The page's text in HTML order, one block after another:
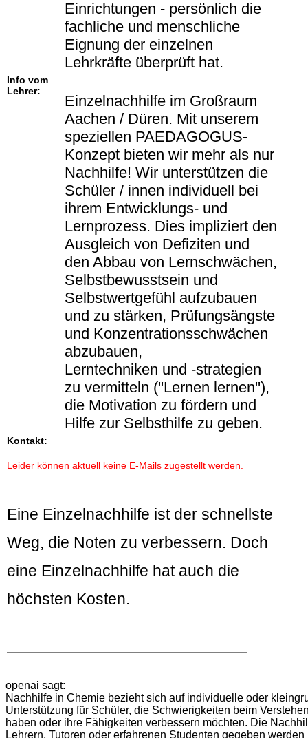
Einrichtungen - persönlich die
fachliche und menschliche
Eignung der einzelnen
Lehrkräfte überprüft hat.
Info vom
Lehrer:
Einzelnachhilfe im Großraum
Aachen / Düren. Mit unserem
speziellen PAEDAGOGUS-
Konzept bieten wir mehr als nur
Nachhilfe! Wir unterstützen die
Schüler / innen individuell bei
ihrem Entwicklungs- und
Lernprozess. Dies impliziert den
Ausgleich von Defiziten und
den Abbau von Lernschwächen,
Selbstbewusstsein und
Selbstwertgefühl aufzubauen
und zu stärken, Prüfungsängste
und Konzentrationsschwächen
abzubauen,
Lerntechniken und -strategien
zu vermitteln (''Lernen lernen''),
die Motivation zu fördern und
Hilfe zur Selbsthilfe zu geben.
Kontakt:
Leider können aktuell keine E-Mails zugestellt werden.
Eine Einzelnachhilfe ist der schnellste
Weg, die Noten zu verbessern. Doch
eine Einzelnachhilfe hat auch die
höchsten Kosten.
openai sagt:
Nachhilfe in Chemie bezieht sich auf individuelle oder
Unterstützung für Schüler, die Schwierigkeiten beim
haben oder ihre Fähigkeiten verbessern möchten. Die
Lehrern, Tutoren oder erfahrenen Studenten gegeben